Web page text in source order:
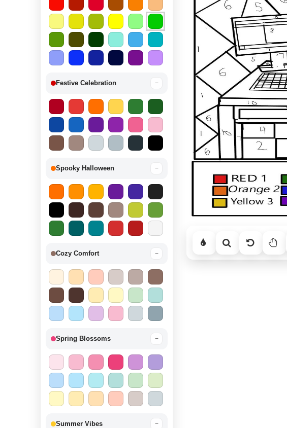
Festive Celebration −
Spooky Halloween −
Cozy Comfort −
Spring Blossoms −
Summer Vibes −